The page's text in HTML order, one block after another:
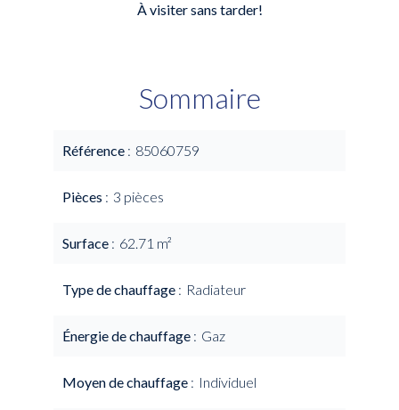
À visiter sans tarder!
Sommaire
Référence 85060759
Pièces 3 pièces
Surface 62.71 m²
Type de chauffage Radiateur
Énergie de chauffage Gaz
Moyen de chauffage Individuel